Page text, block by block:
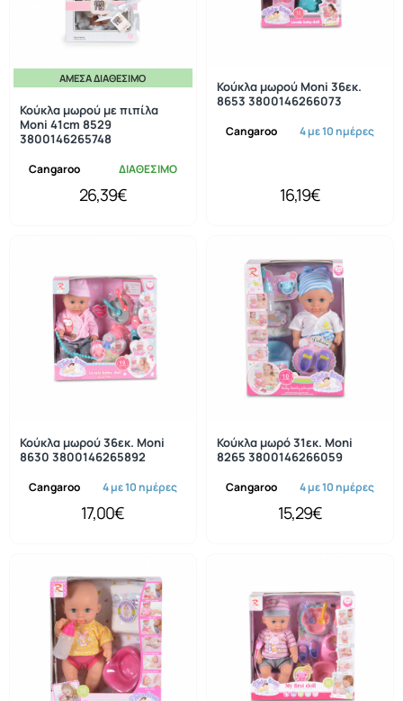
ΆΜΕΣΑ ΔΙΑΘΈΣΙΜΟ
Cangaroo ΔΙΑΘΕΣΙΜΟ
Κούκλα μωρού με πιπίλα
Moni 41cm 8529
3800146265748
26,39€
Cangaroo 4 με 10 ημέρες
Κούκλα μωρού Moni 36εκ.
8653 3800146266073
16,19€
Cangaroo 4 με 10 ημέρες
Κούκλα μωρού 36εκ. Moni
8630 3800146265892
17,00€
Cangaroo 4 με 10 ημέρες
Κούκλα μωρό 31εκ. Moni
8265 3800146266059
15,29€